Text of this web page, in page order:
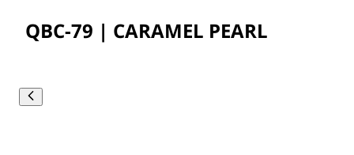
QBC-79 | CARAMEL PEARL